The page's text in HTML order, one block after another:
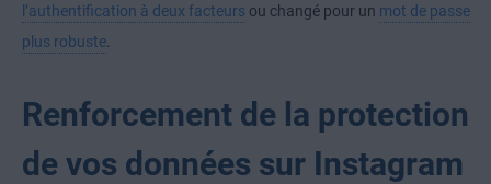
l’authentification à deux facteurs ou changé pour un mot de passe
plus robuste
Renforcement de la protection
de vos données sur Instagram